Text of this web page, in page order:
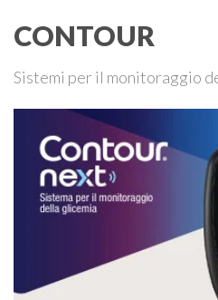
CONTOUR
Sistemi per il monitoraggio